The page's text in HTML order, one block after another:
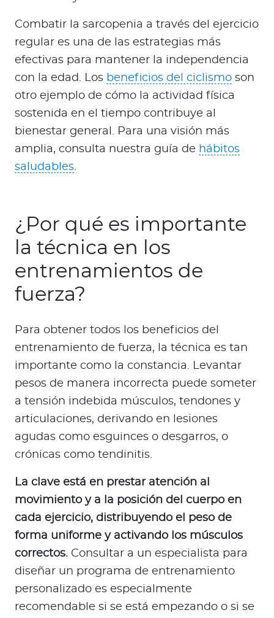
Combatir la sarcopenia a través del ejercicio
regular es una de las estrategias más
efectivas para mantener la independencia
con la edad. Los beneficios del ciclismo son
otro ejemplo de cómo la actividad física
sostenida en el tiempo contribuye al
bienestar general. Para una visión más
amplia, consulta nuestra guía de hábitos
saludables.
¿Por qué es importante
la técnica en los
entrenamientos de
fuerza?
Para obtener todos los beneficios del
entrenamiento de fuerza, la técnica es tan
importante como la constancia. Levantar
pesos de manera incorrecta puede someter
a tensión indebida músculos, tendones y
articulaciones, derivando en lesiones
agudas como esguinces o desgarros, o
crónicas como tendinitis.
La clave está en prestar atención al
movimiento y a la posición del cuerpo en
cada ejercicio, distribuyendo el peso de
forma uniforme y activando los músculos
correctos. Consultar a un especialista para
diseñar un programa de entrenamiento
personalizado es especialmente
recomendable si se está empezando o si se